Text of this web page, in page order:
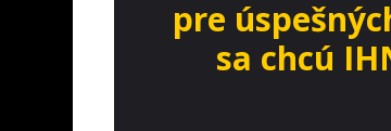
pre
sa chcú